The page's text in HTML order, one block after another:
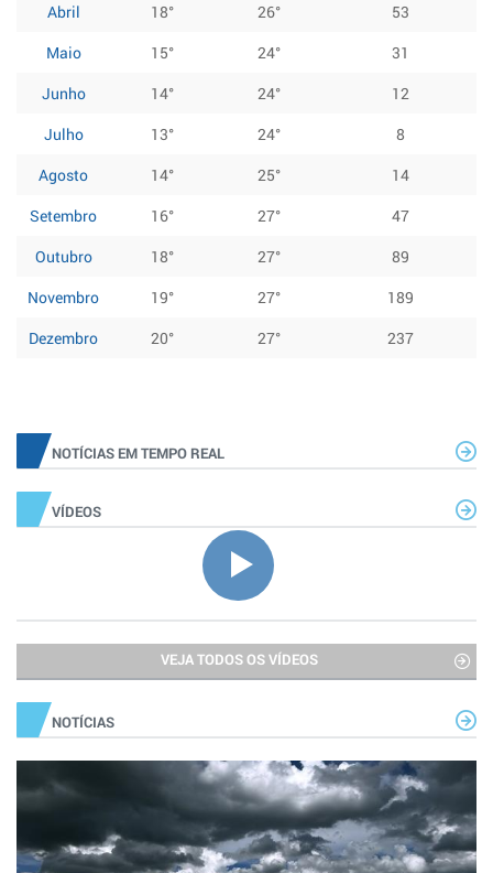
Abril
18° 26°
53
Maio
15° 24°
31
Junho
14° 24°
12
Julho
13° 24°
8
Agosto
14° 25°
14
Setembro
16° 27°
47
Outubro
18° 27°
89
Novembro
19° 27°
189
Dezembro
20° 27° 237
NOTÍCIAS EM TEMPO REAL
VÍDEOS
VEJA TODOS OS VÍDEOS
NOTÍCIAS